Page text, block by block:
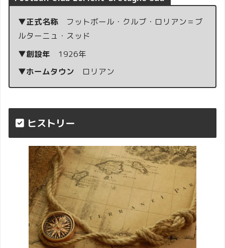
▼正式名称 フットボール・クルブ・ロリアン＝ブ
ルターニュ・スッド
▼創設年 1926年
▼ホームタウン ロリアン
ヒストリー